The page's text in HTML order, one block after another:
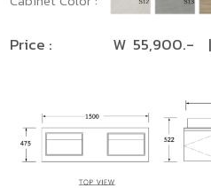
Price : W 55,900.- |